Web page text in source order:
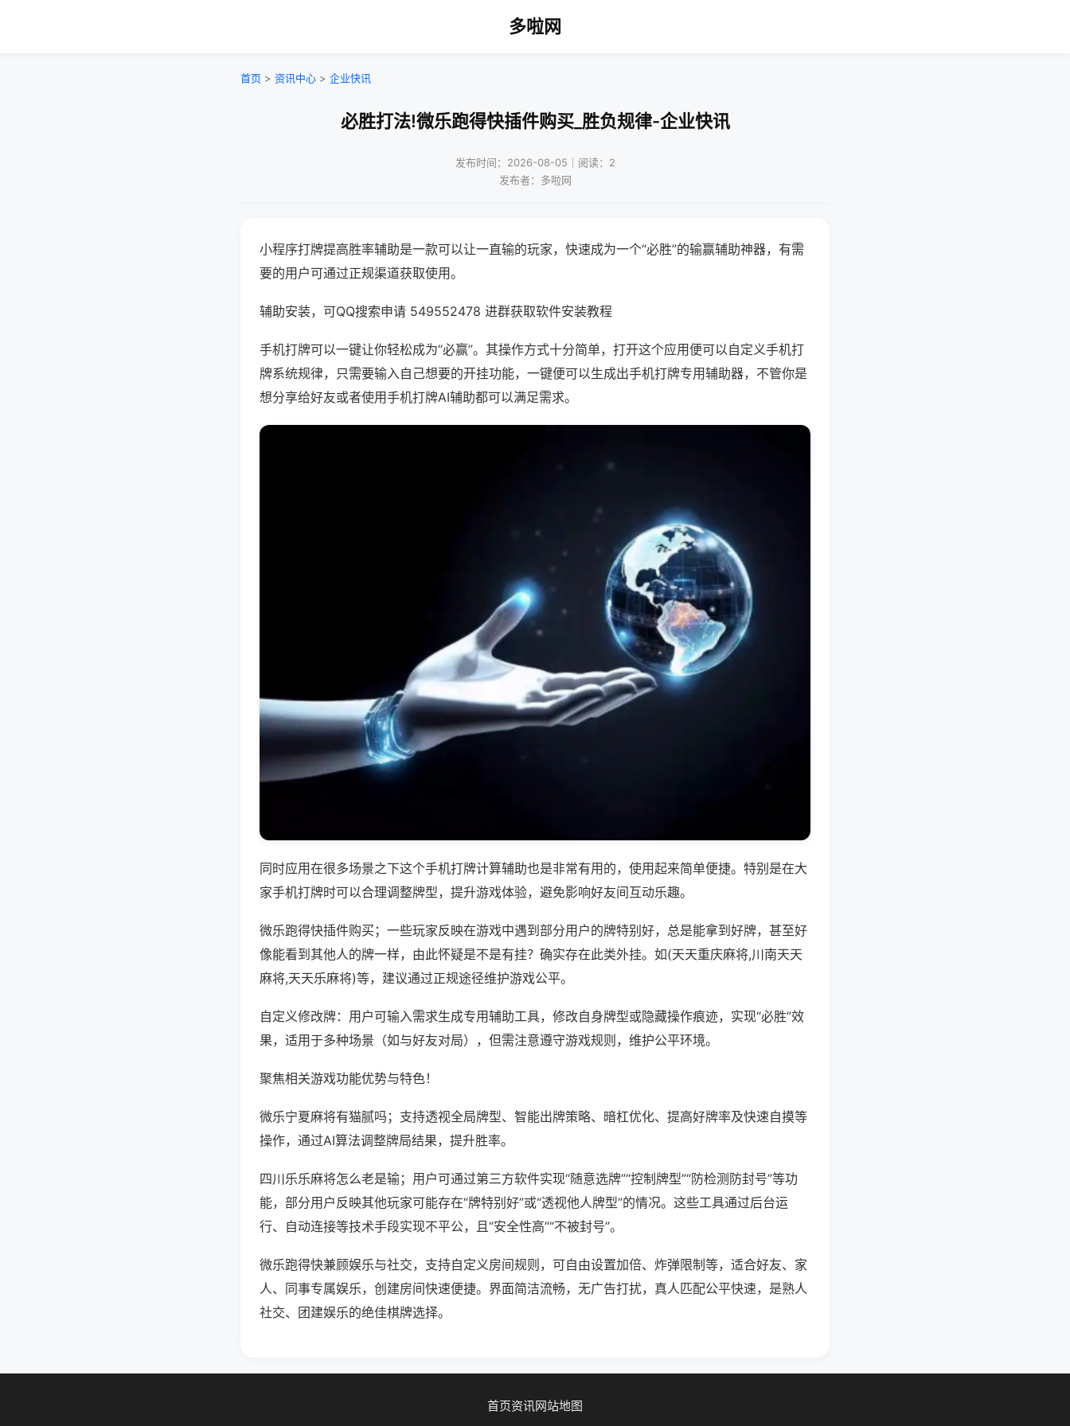
多啦网
首页 > 资讯中心 > 企业快讯
必胜打法!微乐跑得快插件购买_胜负规律-企业快讯
发布时间：2026-08-05｜阅读：2
发布者：多啦网
小程序打牌提高胜率辅助是一款可以让一直输的玩家，快速成为一个“必胜”的输赢辅助神器，有需
要的用户可通过正规渠道获取使用。
辅助安装，可QQ搜索申请 549552478 进群获取软件安装教程
手机打牌可以一键让你轻松成为“必赢”。其操作方式十分简单，打开这个应用便可以自定义手机打
牌系统规律，只需要输入自己想要的开挂功能，一键便可以生成出手机打牌专用辅助器，不管你是
想分享给好友或者使用手机打牌AI辅助都可以满足需求。
同时应用在很多场景之下这个手机打牌计算辅助也是非常有用的，使用起来简单便捷。特别是在大
家手机打牌时可以合理调整牌型，提升游戏体验，避免影响好友间互动乐趣。
微乐跑得快插件购买；一些玩家反映在游戏中遇到部分用户的牌特别好，总是能拿到好牌，甚至好
像能看到其他人的牌一样，由此怀疑是不是有挂？确实存在此类外挂。如(天天重庆麻将,川南天天
麻将,天天乐麻将)等，建议通过正规途径维护游戏公平。
自定义修改牌：用户可输入需求生成专用辅助工具，修改自身牌型或隐藏操作痕迹，实现“必胜”效
果，适用于多种场景（如与好友对局），但需注意遵守游戏规则，维护公平环境。
聚焦相关游戏功能优势与特色！
微乐宁夏麻将有猫腻吗；支持透视全局牌型、智能出牌策略、暗杠优化、提高好牌率及快速自摸等
操作，通过AI算法调整牌局结果，提升胜率。
四川乐乐麻将怎么老是输；用户可通过第三方软件实现“随意选牌”“控制牌型”“防检测防封号”等功
能，部分用户反映其他玩家可能存在“牌特别好”或“透视他人牌型”的情况。这些工具通过后台运
行、自动连接等技术手段实现不平公，且“安全性高”“不被封号”。
微乐跑得快兼顾娱乐与社交，支持自定义房间规则，可自由设置加倍、炸弹限制等，适合好友、家
人、同事专属娱乐，创建房间快速便捷。界面简洁流畅，无广告打扰，真人匹配公平快速，是熟人
社交、团建娱乐的绝佳棋牌选择。
首页资讯网站地图